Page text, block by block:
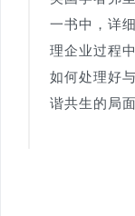
一书中，详
理企业过程
如何处理好
谐共生的局面